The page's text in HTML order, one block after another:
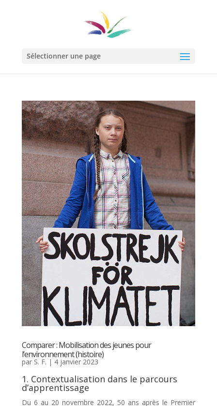
Sélectionner une page
Comparer : Mobilisation des jeunes pour
l’environnement (histoire)
par S. F. | 4 janvier 2023
1. Contextualisation dans le parcours
d’apprentissage
Du 6 au 20 novembre 2022, 50 ans après le Premier